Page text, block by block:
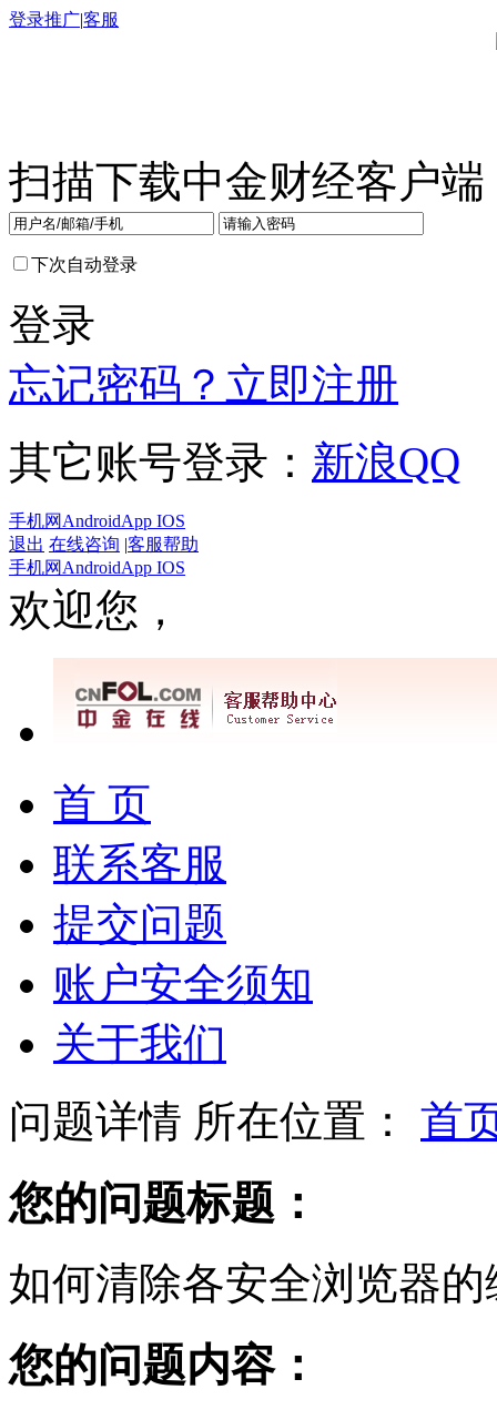
登录推广|客服
扫描下载中金财经客户端
下次自动登录
登录
忘记密码？ 立即注册
其它账号登录： 新浪QQ
手机网 AndroidApp IOS
退出 在线咨询 |客服帮助
手机网 AndroidApp IOS
欢迎您，
首 页
联系客服
提交问题
账户安全须知
关于我们
问题详情 所在位置： 首
您的问题标题：
如何清除各安全浏览器的
您的问题内容：